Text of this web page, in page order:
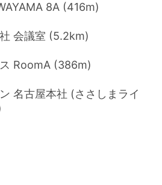
8A (416m)
会議室 (5.2km)
RoomA (386m)
名古屋本社 (ささしまライ